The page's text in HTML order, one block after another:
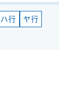
ハ行
ヤ行